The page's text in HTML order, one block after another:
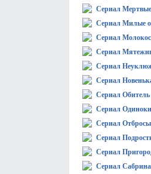
Сериал
Сериал Милые
Сериал
Сериал
Сериал
Сериал
Сериал
Сериал
Сериал
Сериал
Сериал
Сериал